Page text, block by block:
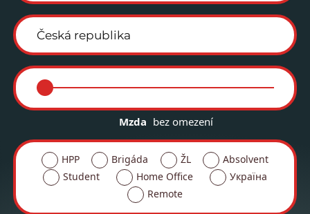
Mzda bez omezení
HPP Brigáda ŽL
Absolvent
Student
Home Office
Україна
Remote